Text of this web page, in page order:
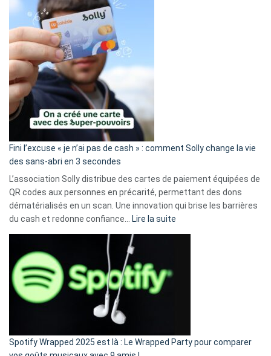
Fini l’excuse « je n’ai pas de cash » : comment Solly change la vie
des sans-abri en 3 secondes
L’association Solly distribue des cartes de paiement équipées de
QR codes aux personnes en précarité, permettant des dons
dématérialisés en un scan. Une innovation qui brise les barrières
du cash et redonne confiance…
Lire la suite
»
Spotify Wrapped 2025 est là : Le Wrapped Party pour comparer